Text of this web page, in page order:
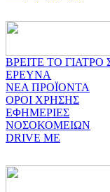
ΒΡΕΙΤΕ ΤΟ ΓΙΑΤΡΟ
ΕΡΕΥΝΑ
ΝΕΑ ΠΡΟΪΟΝΤΑ
ΟΡΟΙ ΧΡΗΣΗΣ
ΕΦΗΜΕΡΙΕΣ
ΝΟΣΟΚΟΜΕΙΩΝ
DRIVE ME